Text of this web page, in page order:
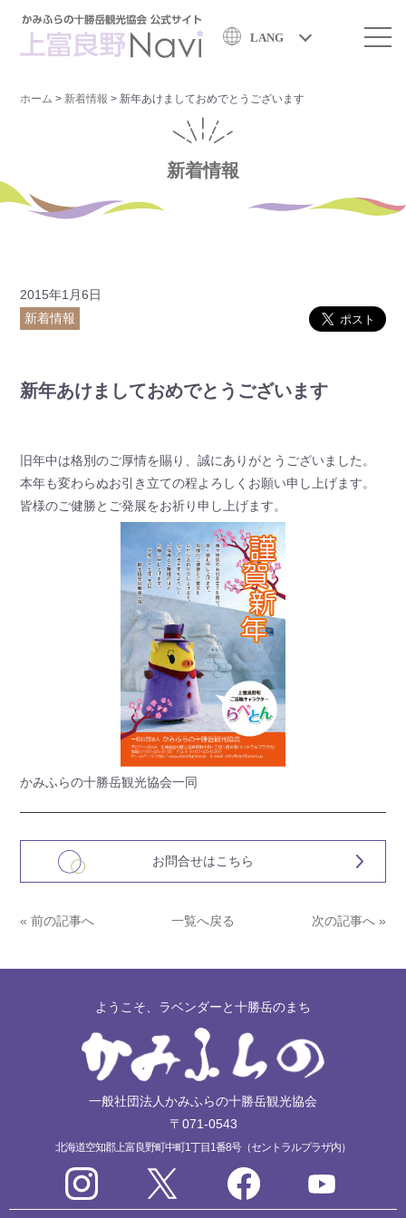
LANG
ホーム > 新着情報 > 新年あけましておめでとうございます
新着情報
2015年1月6日
新着情報
新年あけましておめでとうございます
旧年中は格別のご厚情を賜り、誠にありがとうございました。
本年も変わらぬお引き立ての程よろしくお願い申し上げます。
皆様のご健勝とご発展をお祈り申し上げます。
かみふらの十勝岳観光協会一同
お問合せはこちら
« 前の記事へ 一覧へ戻る 次の記事へ »
ようこそ、ラベンダーと十勝岳のまち
一般社団法人かみふらの十勝岳観光協会
〒071-0543
北海道空知郡上富良野町中町1丁目1番8号（セントラルプラザ内）